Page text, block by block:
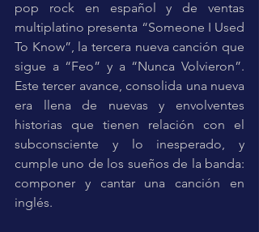
pop rock en español y de ventas
multiplatino presenta “Someone I Used
To Know”, la tercera nueva canción que
sigue a “Feo” y a “Nunca Volvieron”.
Este tercer avance, consolida una nueva
era llena de nuevas y envolventes
historias que tienen relación con el
subconsciente y lo inesperado, y
cumple uno de los sueños de la banda:
componer y cantar una canción en
inglés.